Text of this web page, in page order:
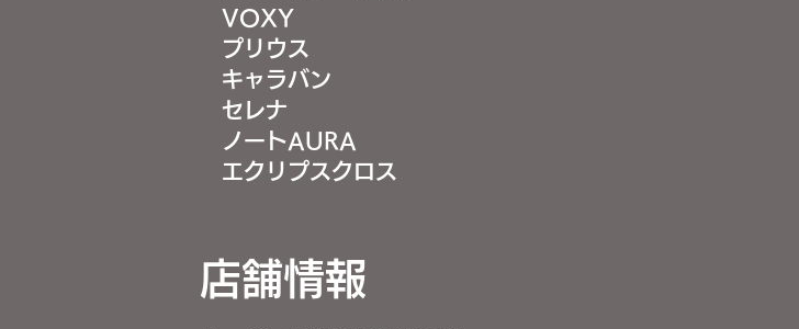
VOXY
プリウス
キャラバン
セレナ
ノートAURA
エクリプスクロス
店舗情報